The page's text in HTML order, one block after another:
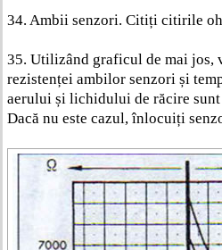
34. Ambii senzori. Citiți citirile
35. Utilizând graficul de mai jos,
rezistenței ambilor senzori și
aerului și lichidului de răcire
Dacă nu este cazul, înlocuiți